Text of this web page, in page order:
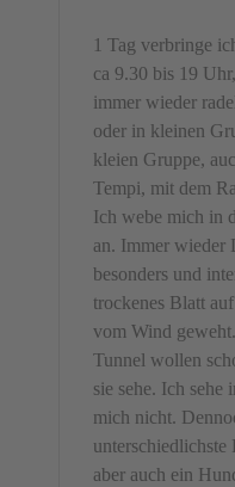
1 Tag verbringe
ca 9.30 bis 19
immer wieder
oder in kleinen
kleien Gruppe,
Tempi, mit dem
Ich webe mich in
an. Immer wieder
besonders und
trockenes Blatt
vom Wind
Tunnel wollen
sie sehe. Ich sehe
mich nicht.
unterschiedlichste
aber auch ein